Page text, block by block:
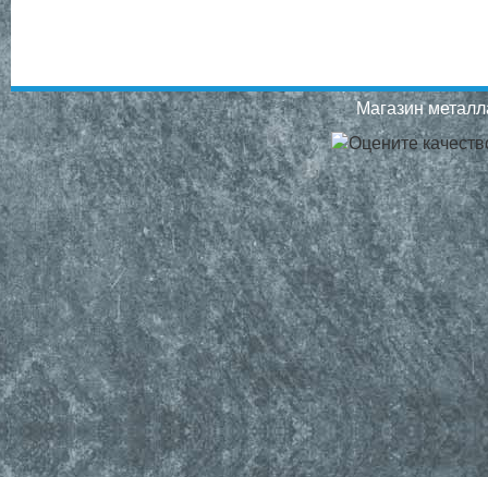
Магазин